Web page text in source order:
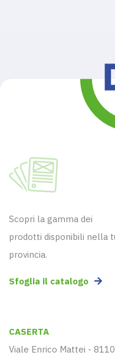
Scopri la gamma dei
prodotti disponibili nella
provincia.
Sfoglia il catalogo
CASERTA
Viale Enrico Mattei -